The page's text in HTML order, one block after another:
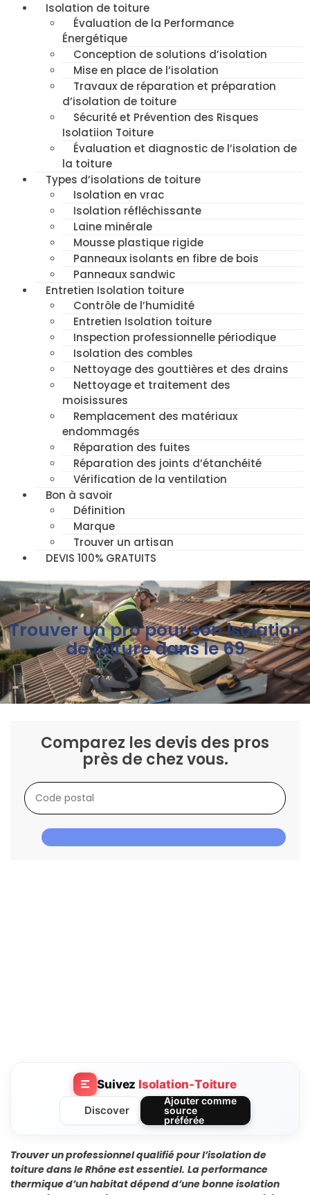
Isolation de toiture
Évaluation de la Performance
Énergétique
Conception de solutions d’isolation
Mise en place de l’isolation
Travaux de réparation et préparation
d’isolation de toiture
Sécurité et Prévention des Risques
Isolatiion Toiture
Évaluation et diagnostic de l’isolation de
la toiture
Types d’isolations de toiture
Isolation en vrac
Isolation réfléchissante
Laine minérale
Mousse plastique rigide
Panneaux isolants en fibre de bois
Panneaux sandwic
Entretien Isolation toiture
Contrôle de l’humidité
Entretien Isolation toiture
Inspection professionnelle périodique
Isolation des combles
Nettoyage des gouttières et des drains
Nettoyage et traitement des
moisissures
Remplacement des matériaux
endommagés
Réparation des fuites
Réparation des joints d’étanchéité
Vérification de la ventilation
Bon à savoir
Définition
Marque
Trouver un artisan
DEVIS 100% GRATUITS
Trouver un pro pour son isolation
de toiture dans le 69
Comparez les devis des pros
près de chez vous.
Suivez Isolation-Toiture
Discover
Ajouter comme
source
préférée
Trouver un professionnel qualifié pour l’isolation de
toiture dans le Rhône est essentiel. La performance
thermique d’un habitat dépend d’une bonne isolation